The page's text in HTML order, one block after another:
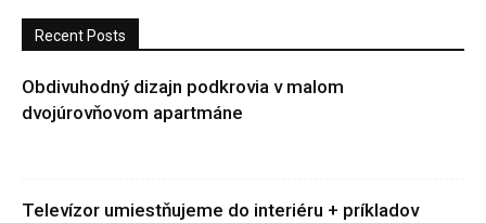
Recent Posts
Obdivuhodný dizajn podkrovia v malom
dvojúrovňovom apartmáne
Televízor umiestňujeme do interiéru + príkladov